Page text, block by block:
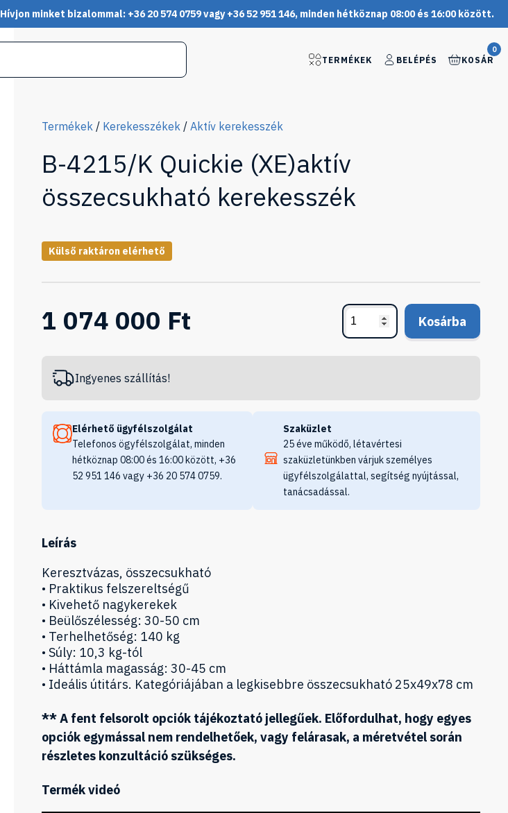
Hívjon minket bizalommal: +36 20 574 0759 vagy +36 52 951 146, minden hétköznap 08:00 és 16:00 között.
TERMÉKEK BELÉPÉS
0
KOSÁR
Termékek / Kerekesszékek / Aktív kerekesszék
B-4215/K Quickie (XE)aktív
összecsukható kerekesszék
Külső raktáron elérhető
1 074 000 Ft Kosárba
Ingyenes szállítás!
Elérhető ügyfélszolgálat
Telefonos ögyfélszolgálat, minden
hétköznap 08:00 és 16:00 között, +36
52 951 146 vagy +36 20 574 0759.
Szaküzlet
25 éve működő, létavértesi
szaküzletünkben várjuk személyes
ügyfélszolgálattal, segítség nyújtással,
tanácsadással.
Leírás
Keresztvázas, összecsukható
• Praktikus felszereltségű
• Kivehető nagykerekek
• Beülőszélesség: 30-50 cm
• Terhelhetőség: 140 kg
• Súly: 10,3 kg-tól
• Háttámla magasság: 30-45 cm
• Ideális útitárs. Kategóriájában a legkisebbre összecsukható 25x49x78 cm
** A fent felsorolt opciók tájékoztató jellegűek. Előfordulhat, hogy egyes
opciók egymással nem rendelhetőek, vagy felárasak, a méretvétel során
részletes konzultáció szükséges.
Termék videó